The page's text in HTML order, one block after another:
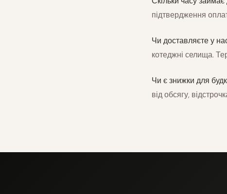
підтвердження
Чи доставляєте у
котеджні селища.
Чи є знижки для
від обсягу,